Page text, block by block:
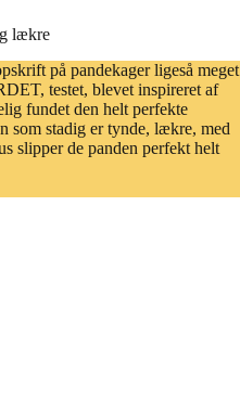
lækre
på pandekager ligeså meget
testet, blevet inspireret af
fundet den helt perfekte
som stadig er tynde, lækre, med
slipper de panden perfekt helt